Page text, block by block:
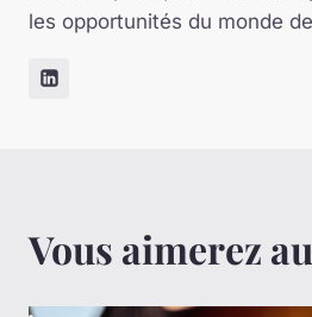
les opportunités du monde
Vous aimerez